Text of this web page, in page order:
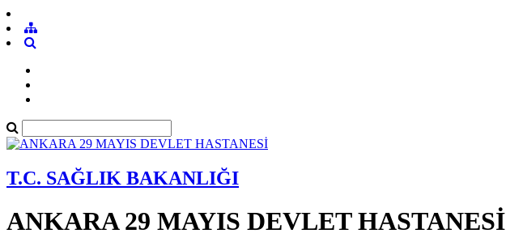
T.C. SAĞLIK BAKANLIĞI
ANKARA 29 MAYIS DEVLET HASTANESİ